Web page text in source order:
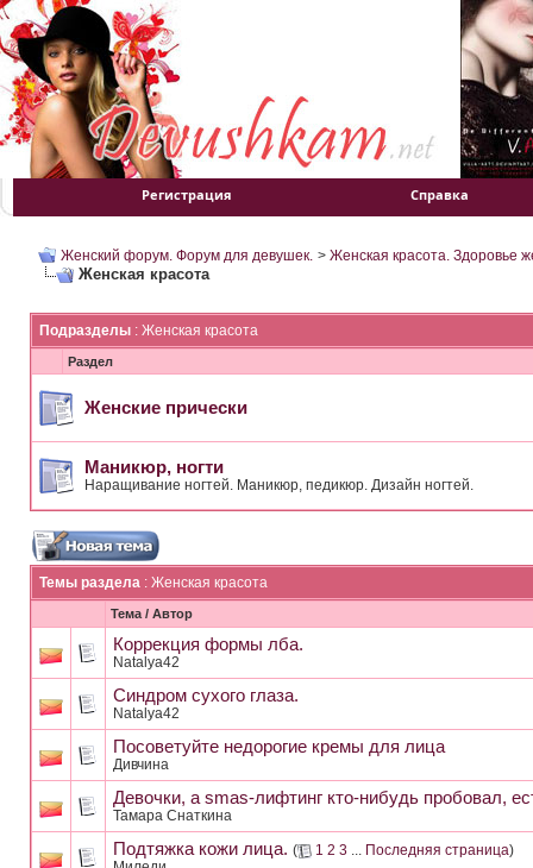
Регистрация Справка
Женский форум. Форум для девушек. > Женская красота. Здоровье
Женская красота
Подразделы : Женская красота
Раздел
Женские прически
Маникюр, ногти
Наращивание ногтей. Маникюр, педикюр. Дизайн ногтей.
Темы раздела : Женская красота
Тема / Автор
Коррекция формы лба.
Natalya42
Синдром сухого глаза.
Natalya42
Посоветуйте недорогие кремы для лица
Дивчина
Девочки, а smas-лифтинг кто-нибудь пробовал,
Тамара Снаткина
Подтяжка кожи лица. ( 1 2 3 ... Последняя страница)